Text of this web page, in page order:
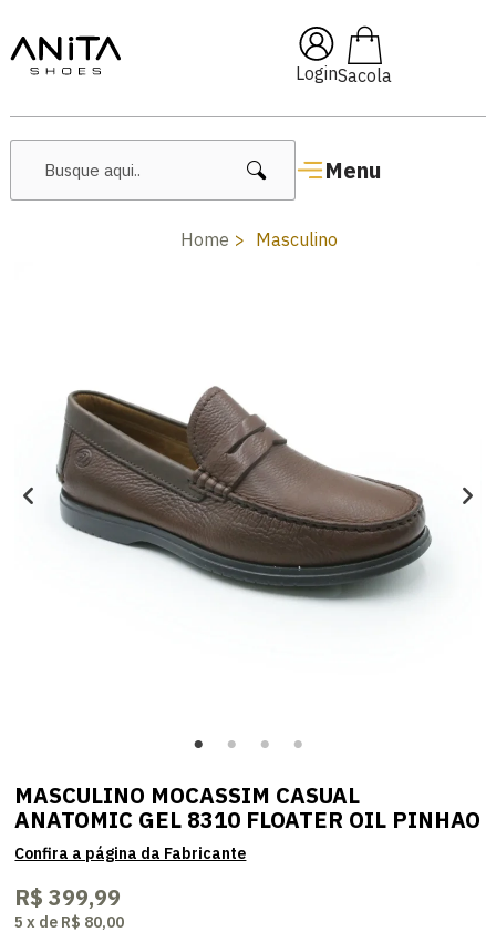
Login
Menu
🔥 Lançamentos Femininos
Home Masculino
MASCULINO MOCASSIM CASUAL
ANATOMIC GEL 8310 FLOATER OIL PINHAO
R$ 399,99
5 x de R$ 80,00